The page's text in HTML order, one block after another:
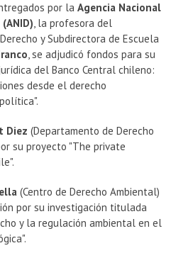
por la Agencia Nacional
, la profesora del
y Subdirectora de Escuela
, se adjudicó fondos para su
del Banco Central chileno:
desde el derecho
Diez (Departamento de Derecho
su proyecto "The private
(Centro de Derecho Ambiental)
por su investigación titulada
y la regulación ambiental en el